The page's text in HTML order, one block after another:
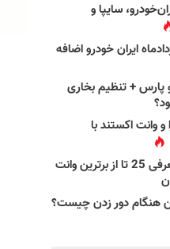
سایپا و
ایران خودرو اضافه
پارس + تنظیم بخاری
و وانت اکستند با
بهترین وانت ها در ایران: معرفی 25 تا از برترین وانت
هنگام دور زدن چیست؟